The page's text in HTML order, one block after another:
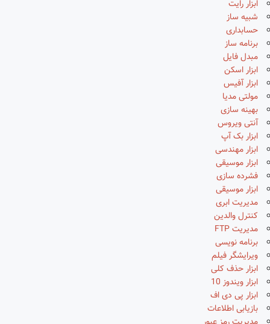
ابزار رایت
شبیه ساز
حسابداری
برنامه ساز
مبدل فایل
ابزار اسکن
ابزار آفیس
مولتی مدیا
بهینه سازی
آنتی ویروس
ابزار بک آپ
ابزار مهندسی
ابزار موسیقی
فشرده سازی
ابزار موسیقی
مدیریت ابری
کنترل والدین
مدیریت FTP
برنامه نویسی
ویرایشگر فیلم
ابزار حذف کلی
ابزار ویندوز 10
ابزار پی دی اف
بازیابی اطلاعات